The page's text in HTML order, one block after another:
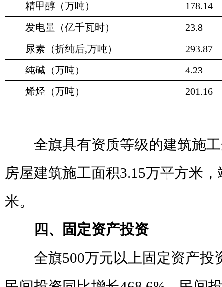
精甲醇（万吨）
178.14
发电量（亿千瓦时）
23.8
尿素（折纯后,万吨）
293.87
纯碱（万吨）
4.23
烯烃（万吨）
201.16
全旗具有资质等级的建筑施
房屋建筑施工面积3.15万平方米，
米。
四、固定资产投资
全旗500万元以上固定资产投